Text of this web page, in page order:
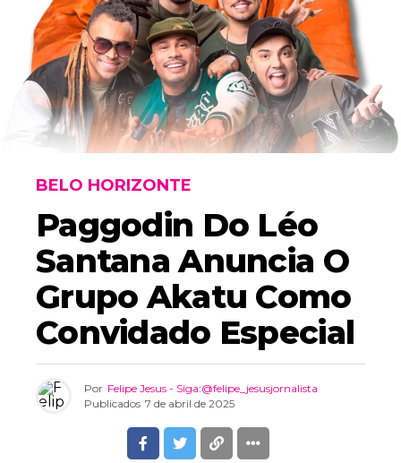
BELO HORIZONTE
Paggodin Do Léo
Santana Anuncia O
Grupo Akatu Como
Convidado Especial
Por Felipe Jesus - Siga:@felipe_jesusjornalista
Publicados 7 de abril de 2025